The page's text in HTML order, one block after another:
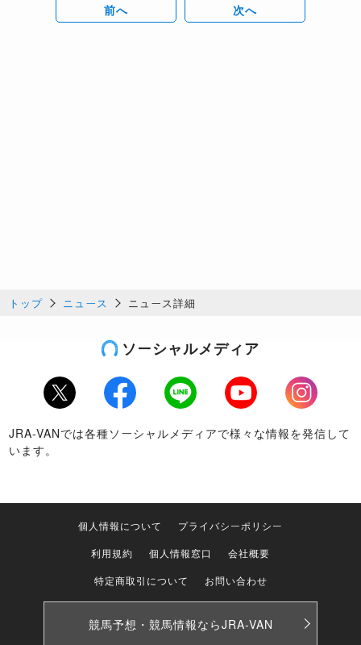
前へ 次へ
トップ ニュース ニュース詳細
ソーシャルメディア
Twitter Facebook LINE Youtube
Instagram
JRA-VANでは各種ソーシャルメディアで様々な情報を発信して
います。
個人情報について
プライバシーポリシー
利用規約
個人情報窓口
会社概要
特定商取引について
お問い合わせ
競馬予想・競馬情報ならJRA-VAN